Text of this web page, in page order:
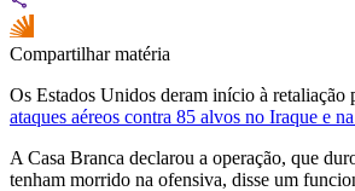
Compartilhar matéria
Os Estados Unidos deram início à retaliação
ataques aéreos contra 85 alvos no Iraque e
A Casa Branca declarou a operação, que
tenham morrido na ofensiva, disse um